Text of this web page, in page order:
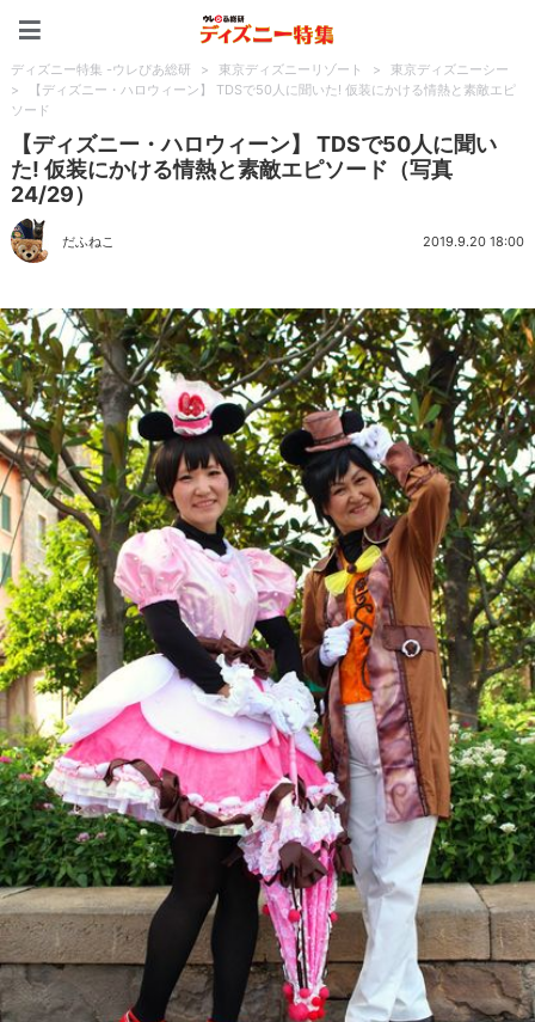
ディズニー特集 -ウレぴあ総研 > 東京ディズニーリゾート >
東京ディズニーシー
>
【ディズニー・ハロウィーン】 TDSで50人に聞いた! 仮装にかける情熱と素敵エピ
ソード
【ディズニー・ハロウィーン】 TDSで50人に聞い
た! 仮装にかける情熱と素敵エピソード（写真
24/29）
だふねこ 2019.9.20 18:00